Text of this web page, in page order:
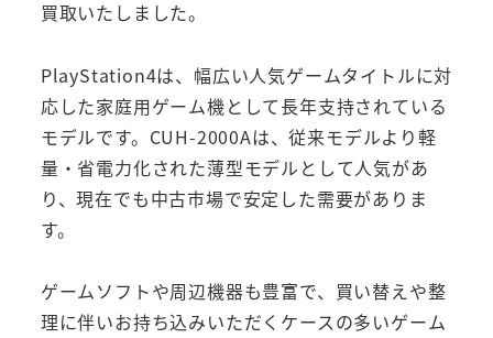
買取いたしました。
PlayStation4は、幅広い人気ゲームタイトルに対
応した家庭用ゲーム機として長年支持されている
モデルです。CUH-2000Aは、従来モデルより軽
量・省電力化された薄型モデルとして人気があ
り、現在でも中古市場で安定した需要がありま
す。
ゲームソフトや周辺機器も豊富で、買い替えや整
理に伴いお持ち込みいただくケースの多いゲーム